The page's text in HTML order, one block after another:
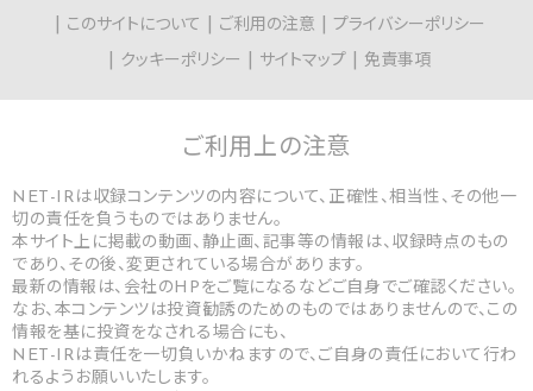
このサイトについて
ご利用の注意
プライバシーポリシー
クッキーポリシー
サイトマップ 免責事項
ご利用上の注意
NET-IRは収録コンテンツの内容について、正確性、相当性、その他一
切の責任を負うものではありません。
本サイト上に掲載の動画、静止画、記事等の情報は、収録時点のもの
であり、その後、変更されている場合があります。
最新の情報は、会社のHPをご覧になるなどご自身でご確認ください。
なお、本コンテンツは投資勧誘のためのものではありませんので、この
情報を基に投資をなされる場合にも、
NET-IRは責任を一切負いかねますので、ご自身の責任において行わ
れるようお願いいたします。